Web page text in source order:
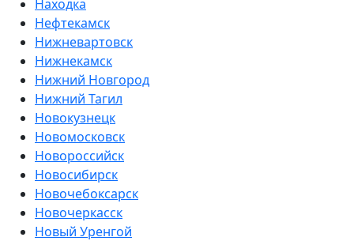
Находка
Нефтекамск
Нижневартовск
Нижнекамск
Нижний Новгород
Нижний Тагил
Новокузнецк
Новомосковск
Новороссийск
Новосибирск
Новочебоксарск
Новочеркасск
Новый Уренгой